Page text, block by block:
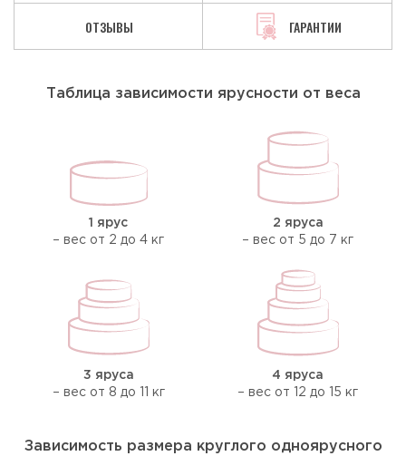
ОТЗЫВЫ ГАРАНТИИ
Таблица зависимости ярусности от веса
1 ярус
– вес от 2 до 4 кг
2 яруса
– вес от 5 до 7 кг
3 яруса
– вес от 8 до 11 кг
4 яруса
– вес от 12 до 15 кг
Зависимость размера круглого одноярусного